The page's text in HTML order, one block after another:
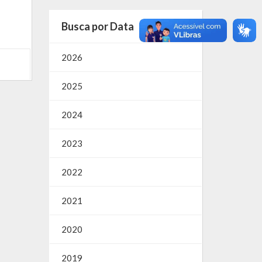
Busca por Data
2026
2025
2024
2023
2022
2021
2020
2019